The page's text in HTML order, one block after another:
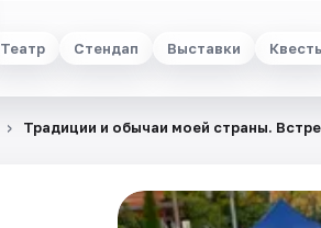
Театр Стендап Выставки
Традиции и обычаи моей страны.